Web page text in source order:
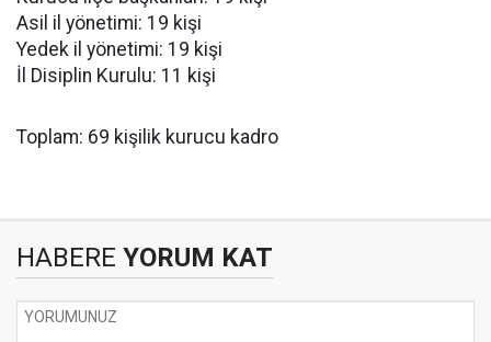
Asil il yönetimi: 19 kişi
Yedek il yönetimi: 19 kişi
İl Disiplin Kurulu: 11 kişi
Toplam: 69 kişilik kurucu kadro
HABERE YORUM KAT